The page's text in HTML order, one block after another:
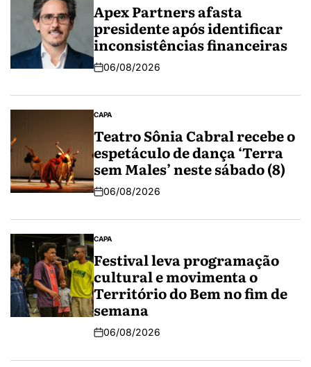
Apex Partners afasta
presidente após identificar
inconsistências financeiras
06/08/2026
CAPA
Teatro Sônia Cabral recebe o
espetáculo de dança ‘Terra
sem Males’ neste sábado (8)
06/08/2026
CAPA
Festival leva programação
cultural e movimenta o
Território do Bem no fim de
semana
06/08/2026